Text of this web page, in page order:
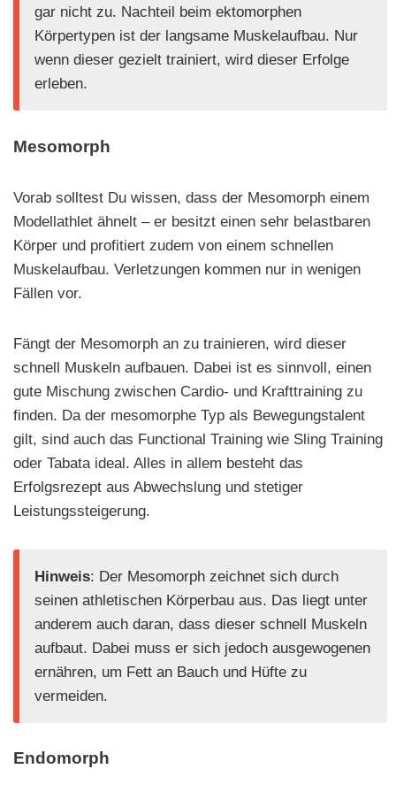
gar nicht zu. Nachteil beim ektomorphen
Körpertypen ist der langsame Muskelaufbau. Nur
wenn dieser gezielt trainiert, wird dieser Erfolge
erleben.
Mesomorph
Vorab solltest Du wissen, dass der Mesomorph einem
Modellathlet ähnelt – er besitzt einen sehr belastbaren
Körper und profitiert zudem von einem schnellen
Muskelaufbau. Verletzungen kommen nur in wenigen
Fällen vor.
Fängt der Mesomorph an zu trainieren, wird dieser
schnell Muskeln aufbauen. Dabei ist es sinnvoll, einen
gute Mischung zwischen Cardio- und Krafttraining zu
finden. Da der mesomorphe Typ als Bewegungstalent
gilt, sind auch das Functional Training wie Sling Training
oder Tabata ideal. Alles in allem besteht das
Erfolgsrezept aus Abwechslung und stetiger
Leistungssteigerung.
Hinweis: Der Mesomorph zeichnet sich durch
seinen athletischen Körperbau aus. Das liegt unter
anderem auch daran, dass dieser schnell Muskeln
aufbaut. Dabei muss er sich jedoch ausgewogenen
ernähren, um Fett an Bauch und Hüfte zu
vermeiden.
Endomorph